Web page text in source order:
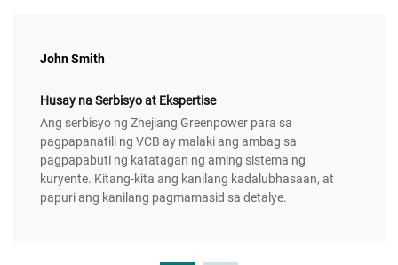
John Smith
Husay na Serbisyo at Ekspertise
Ang serbisyo ng Zhejiang Greenpower para sa
pagpapanatili ng VCB ay malaki ang ambag sa
pagpapabuti ng katatagan ng aming sistema ng
kuryente. Kitang-kita ang kanilang kadalubhasaan, at
papuri ang kanilang pagmamasid sa detalye.